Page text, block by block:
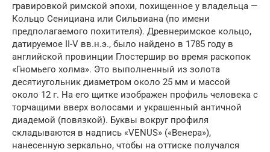
гравировкой римской эпохи, похищенное у владельца —
Кольцо Сенициана или Сильвиана (по имени
предполагаемого похитителя). Древнеримское кольцо,
датируемое II-V вв.н.э., было найдено в 1785 году в
английской провинции Глостершир во время раскопок
«Гномьего холма». Это выполненный из золота
десятиугольник диаметром около 25 мм и массой
около 12 г. На его щитке изображен профиль человека с
торчащими вверх волосами и украшенный античной
диадемой (повязкой). Буквы вокруг профиля
складываются в надпись «VENUS» («Венера»),
нанесенную зеркально, чтобы на оттиске получался